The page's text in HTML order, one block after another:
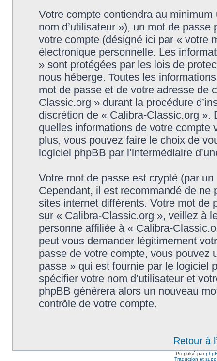
Votre compte contiendra au
nom d’utilisateur »), un mot de
votre compte (désigné ici par « votre
électronique personnelle. Les
» sont protégées par les lois de
nous héberge. Toutes les
mot de passe et de votre adresse de
Classic.org » durant la procédure
discrétion de « Calibra-Classic.org
quelles informations de votre compte
plus, vous pouvez faire le choix de
logiciel phpBB par l’intermédiaire
Votre mot de passe est crypté (par
Cependant, il est recommandé de
sites internet différents. Votre mot de
sur « Calibra-Classic.org », veillez à
personne affiliée à « Calibra-
peut vous demander légitimement
passe de votre compte, vous pouvez
passe » qui est fournie par le logiciel
spécifier votre nom d’utilisateur et
phpBB générera alors un nouveau
contrôle de votre compte.
Retour à
Propulsé par
Traduction et